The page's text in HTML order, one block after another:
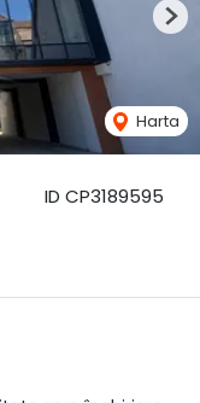
ID CP3189595
Harta